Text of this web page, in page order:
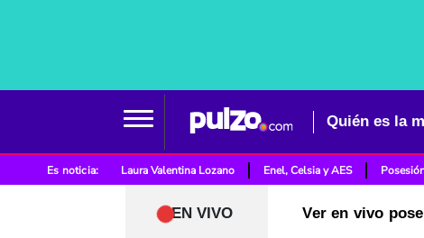
Es noticia: Laura Valentina Lozano Enel, Celsia y AES
EN VIVO Ver en vivo